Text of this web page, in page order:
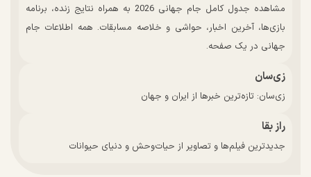
مشاهده جدول کامل جام جهانی 2026 به همراه نتایج زنده، برنامه
بازی‌ها، آخرین اخبار، حواشی و خلاصه مسابقات. همه اطلاعات جام
جهانی در یک صفحه.
زی‌سان
زی‌سان: تازه‌ترین خبرها از ایران و جهان
راز بقا
جدیدترین فیلم‌ها و تصاویر از حیات‌وحش و دنیای حیوانات